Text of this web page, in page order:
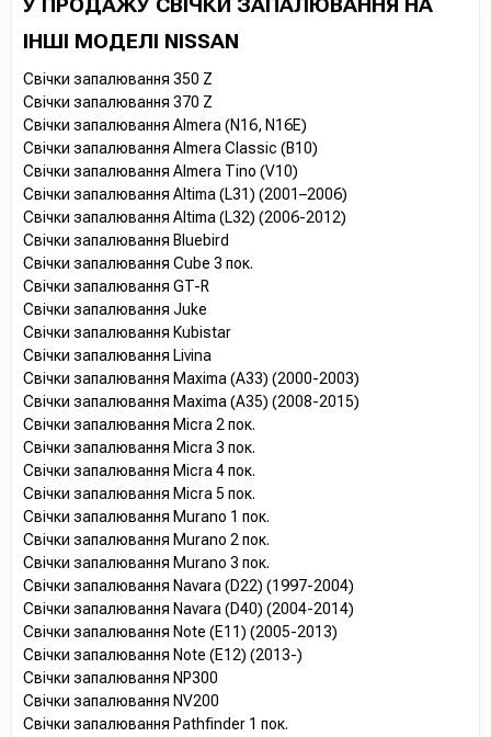
У ПРОДАЖУ СВІЧКИ ЗАПАЛЮВАННЯ НА
ІНШІ МОДЕЛІ NISSAN
Свічки запалювання 350 Z
Свічки запалювання 370 Z
Свічки запалювання Almera (N16, N16E)
Свічки запалювання Almera Classic (B10)
Свічки запалювання Almera Tino (V10)
Свічки запалювання Altima (L31) (2001–2006)
Свічки запалювання Altima (L32) (2006-2012)
Свічки запалювання Bluebird
Свічки запалювання Cube 3 пок.
Свічки запалювання GT-R
Свічки запалювання Juke
Свічки запалювання Kubistar
Свічки запалювання Livina
Свічки запалювання Maxima (A33) (2000-2003)
Свічки запалювання Maxima (A35) (2008-2015)
Свічки запалювання Micra 2 пок.
Свічки запалювання Micra 3 пок.
Свічки запалювання Micra 4 пок.
Свічки запалювання Micra 5 пок.
Свічки запалювання Murano 1 пок.
Свічки запалювання Murano 2 пок.
Свічки запалювання Murano 3 пок.
Свічки запалювання Navara (D22) (1997-2004)
Свічки запалювання Navara (D40) (2004-2014)
Свічки запалювання Note (E11) (2005-2013)
Свічки запалювання Note (E12) (2013-)
Свічки запалювання NP300
Свічки запалювання NV200
Свічки запалювання Pathfinder 1 пок.